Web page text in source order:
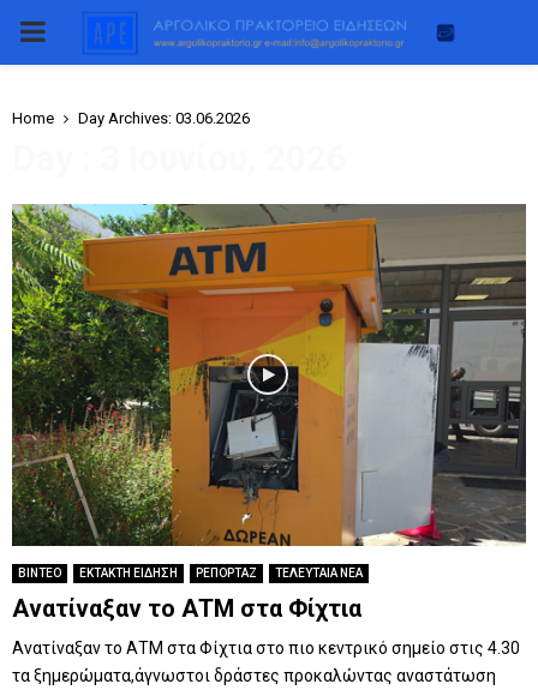
PRIMARY
Home Day Archives: 03.06.2026
ΒΙΝΤΕΟ ΕΚΤΑΚΤΗ ΕΙΔΗΣΗ ΡΕΠΟΡΤΑΖ ΤΕΛΕΥΤΑΙΑ ΝΕΑ
Ανατίναξαν το ΑΤΜ στα Φίχτια
Ανατίναξαν το ΑΤΜ στα Φίχτια στο πιο κεντρικό σημείο στις 4.30
τα ξημερώματα,άγνωστοι δράστες προκαλώντας αναστάτωση